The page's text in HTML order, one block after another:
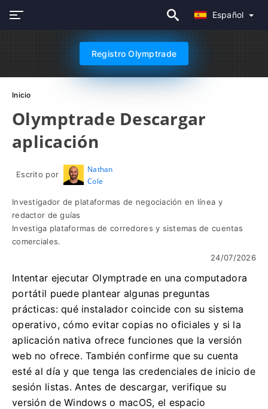
Español
Registro Olymptrade
Inicio
Olymptrade Descargar
aplicación
Escrito por
Nathan
Cole
Investigador de plataformas de negociación en línea y
redactor de guías
Investiga plataformas de corredores y sistemas de cuentas
comerciales.
24/07/2026
Intentar ejecutar Olymptrade en una computadora
portátil puede plantear algunas preguntas
prácticas: qué instalador coincide con su sistema
operativo, cómo evitar copias no oficiales y si la
aplicación nativa ofrece funciones que la versión
web no ofrece. También confirme que su cuenta
esté al día y que tenga las credenciales de inicio de
sesión listas. Antes de descargar, verifique su
versión de Windows o macOS, el espacio